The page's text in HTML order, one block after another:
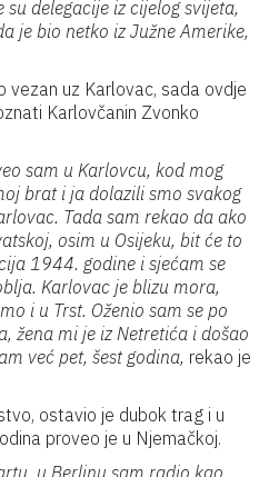
delegacije iz cijelog svijeta,
je bio netko iz Južne Amerike,
vezan uz Karlovac, sada ovdje
Karlovčanin Zvonko
sam u Karlovcu, kod mog
brat i ja dolazili smo svakog
Tada sam rekao da ako
osim u Osijeku, bit će to
1944. godine i sjećam se
Karlovac je blizu mora,
i u Trst. Oženio sam se po
žena mi je iz Netretića i došao
već pet, šest godina, rekao je
ostavio je dubok trag i u
proveo je u Njemačkoj.
u Berlinu sam radio kao